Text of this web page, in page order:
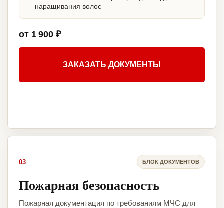
наращивания волос
от 1 900 ₽
ЗАКАЗАТЬ ДОКУМЕНТЫ
03 БЛОК ДОКУМЕНТОВ
Пожарная безопасность
Пожарная документация по требованиям МЧС для